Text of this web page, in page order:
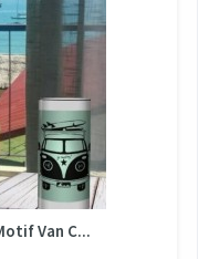
Van C...